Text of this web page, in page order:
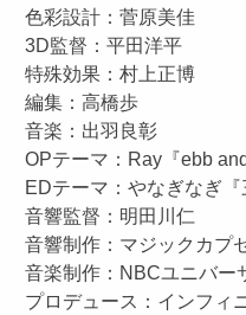
色彩設計：菅原美佳
3D監督：平田洋平
特殊効果：村上正博
編集：高橋歩
音楽：出羽良彰
OPテーマ：Ray『ebb and
EDテーマ：やなぎなぎ『
音響監督：明田川仁
音響制作：マジックカプ
音楽制作：NBCユニバー
プロデュース：インフィ